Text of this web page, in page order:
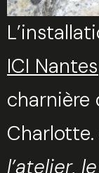
ICI Nantes
charnière
Charlotte.
l’atelier,